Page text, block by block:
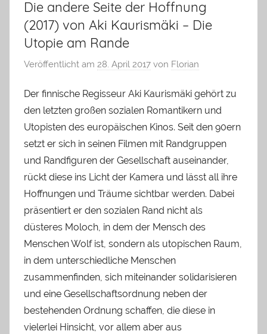
Die andere Seite der Hoffnung
(2017) von Aki Kaurismäki – Die
Utopie am Rande
Veröffentlicht am 28. April 2017 von Florian
Der finnische Regisseur Aki Kaurismäki gehört zu
den letzten großen sozialen Romantikern und
Utopisten des europäischen Kinos. Seit den 90ern
setzt er sich in seinen Filmen mit Randgruppen
und Randfiguren der Gesellschaft auseinander,
rückt diese ins Licht der Kamera und lässt all ihre
Hoffnungen und Träume sichtbar werden. Dabei
präsentiert er den sozialen Rand nicht als
düsteres Moloch, in dem der Mensch des
Menschen Wolf ist, sondern als utopischen Raum,
in dem unterschiedliche Menschen
zusammenfinden, sich miteinander solidarisieren
und eine Gesellschaftsordnung neben der
bestehenden Ordnung schaffen, die diese in
vielerlei Hinsicht, vor allem aber aus